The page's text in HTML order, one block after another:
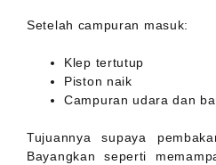
Setelah campuran masuk:
Klep tertutup
Piston naik
Campuran udara dan
Tujuannya supaya
Bayangkan seperti